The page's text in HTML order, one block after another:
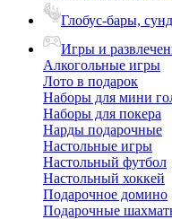
Глобус-бары,
Игры и
Алкогольные игры
Лото в подарок
Наборы для мини
Наборы для покера
Нарды подарочные
Настольные игры
Настольный футбол
Настольный хоккей
Подарочное домино
Подарочные